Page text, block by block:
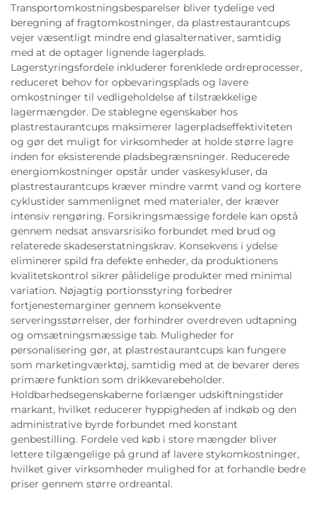
Transportomkostningsbesparelser bliver tydelige ved
beregning af fragtomkostninger, da plastrestaurantcups
vejer væsentligt mindre end glasalternativer, samtidig
med at de optager lignende lagerplads.
Lagerstyringsfordele inkluderer forenklede ordreprocesser,
reduceret behov for opbevaringsplads og lavere
omkostninger til vedligeholdelse af tilstrækkelige
lagermængder. De stablegne egenskaber hos
plastrestaurantcups maksimerer lagerpladseffektiviteten
og gør det muligt for virksomheder at holde større lagre
inden for eksisterende pladsbegrænsninger. Reducerede
energiomkostninger opstår under vaskesykluser, da
plastrestaurantcups kræver mindre varmt vand og kortere
cyklustider sammenlignet med materialer, der kræver
intensiv rengøring. Forsikringsmæssige fordele kan opstå
gennem nedsat ansvarsrisiko forbundet med brud og
relaterede skadeserstatningskrav. Konsekvens i ydelse
eliminerer spild fra defekte enheder, da produktionens
kvalitetskontrol sikrer pålidelige produkter med minimal
variation. Nøjagtig portionsstyring forbedrer
fortjenestemarginer gennem konsekvente
serveringsstørrelser, der forhindrer overdreven udtapning
og omsætningsmæssige tab. Muligheder for
personalisering gør, at plastrestaurantcups kan fungere
som marketingværktøj, samtidig med at de bevarer deres
primære funktion som drikkevarebeholder.
Holdbarhedsegenskaberne forlænger udskiftningstider
markant, hvilket reducerer hyppigheden af indkøb og den
administrative byrde forbundet med konstant
genbestilling. Fordele ved køb i store mængder bliver
lettere tilgængelige på grund af lavere stykomkostninger,
hvilket giver virksomheder mulighed for at forhandle bedre
priser gennem større ordreantal.